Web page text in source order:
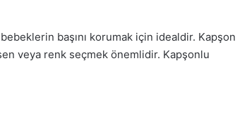
başını korumak için idealdir. Kapşon
veya renk seçmek önemlidir. Kapşonlu